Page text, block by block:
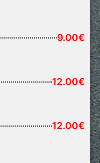
9.00€
12.00€
12.00€